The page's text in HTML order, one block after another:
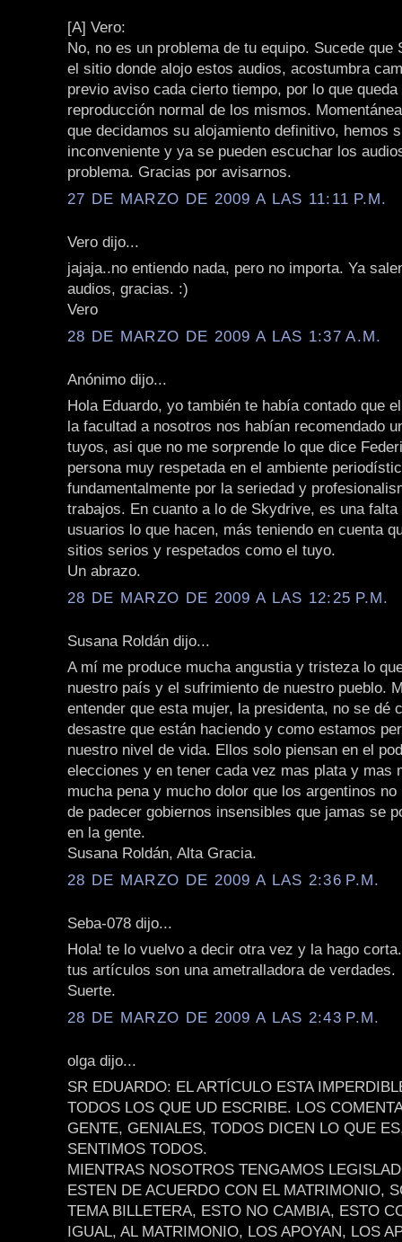
[A] Vero:
No, no es un problema de tu equipo. Sucede que
el sitio donde alojo estos audios, acostumbra
previo aviso cada cierto tiempo, por lo que
reproducción normal de los mismos.
que decidamos su alojamiento definitivo, hemos
inconveniente y ya se pueden escuchar los
problema. Gracias por avisarnos.
27 DE MARZO DE 2009 A LAS 11:11 P.M.
Vero dijo...
jajaja..no entiendo nada, pero no importa. Ya
audios, gracias. :)
Vero
28 DE MARZO DE 2009 A LAS 1:37 A.M.
Anónimo dijo...
Hola Eduardo, yo también te había contado que
la facultad a nosotros nos habían recomendado
tuyos, asi que no me sorprende lo que dice
persona muy respetada en el ambiente
fundamentalmente por la seriedad y
trabajos. En cuanto a lo de Skydrive, es una
usuarios lo que hacen, más teniendo en cuenta
sitios serios y respetados como el tuyo.
Un abrazo.
28 DE MARZO DE 2009 A LAS 12:25 P.M.
Susana Roldán dijo...
A mí me produce mucha angustia y tristeza lo
nuestro país y el sufrimiento de nuestro pueblo.
entender que esta mujer, la presidenta, no se dé
desastre que están haciendo y como estamos
nuestro nivel de vida. Ellos solo piensan en el
elecciones y en tener cada vez mas plata y mas
mucha pena y mucho dolor que los argentinos
de padecer gobiernos insensibles que jamas se
en la gente.
Susana Roldán, Alta Gracia.
28 DE MARZO DE 2009 A LAS 2:36 P.M.
Seba-078 dijo...
Hola! te lo vuelvo a decir otra vez y la hago
tus artículos son una ametralladora de verdades.
Suerte.
28 DE MARZO DE 2009 A LAS 2:43 P.M.
olga dijo...
SR EDUARDO: EL ARTÍCULO ESTA
TODOS LOS QUE UD ESCRIBE. LOS
GENTE, GENIALES, TODOS DICEN LO QUE
SENTIMOS TODOS.
MIENTRAS NOSOTROS TENGAMOS
ESTEN DE ACUERDO CON EL MATRIMONIO,
TEMA BILLETERA, ESTO NO CAMBIA, ESTO
IGUAL, AL MATRIMONIO, LOS APOYAN, LOS